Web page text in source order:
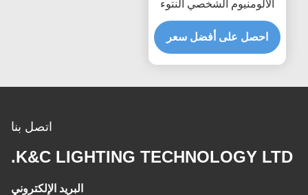
الألومنيوم الشخصي النتوء
قناة الإسكان
احصل على أفضل سعر
اتصل بنا
K&C LIGHTING TECHNOLOGY LTD.
البريد الإلكتروني